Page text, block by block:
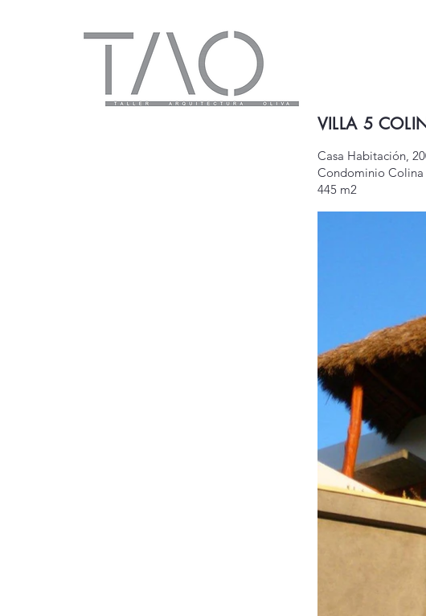
VILLA 5
Casa Habitación,
Condominio Colina
445 m2